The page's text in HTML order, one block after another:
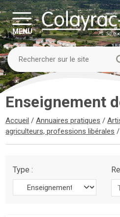
MENU
Enseignement
Accueil /Annuaires pratiques /
agriculteurs, professions libérales
Type :